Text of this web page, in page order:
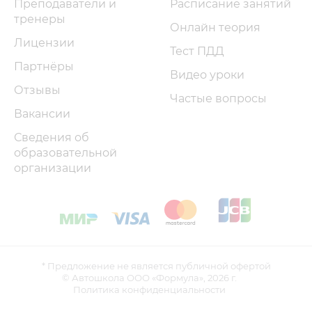
Преподаватели и
тренеры
Лицензии
Партнёры
Отзывы
Вакансии
Сведения об
образовательной
организации
Расписание занятий
Онлайн теория
Тест ПДД
Видео уроки
Частые вопросы
* Предложение не является публичной офертой
© Автошкола ООО «Формула», 2026 г.
Политика конфиденциальности